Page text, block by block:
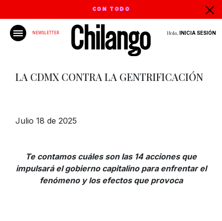
CON TODO
NEWSLETTER Hola, INICIA SESIÓN
LA CDMX CONTRA LA GENTRIFICACIÓN
Julio 18 de 2025
Te contamos cuáles son las 14 acciones que
impulsará el gobierno capitalino para enfrentar el
fenómeno y los efectos que provoca